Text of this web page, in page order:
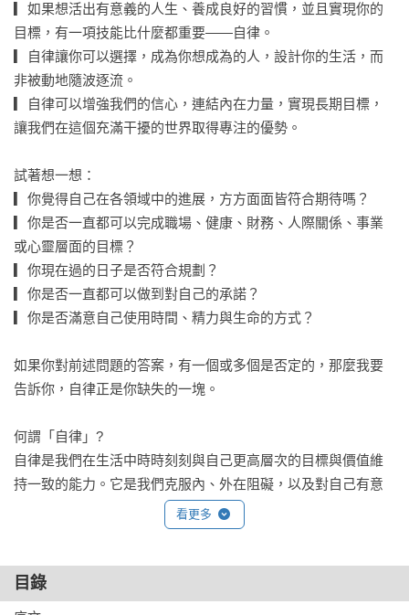
▎如果想活出有意義的人生、養成良好的習慣，並且實現你的
目標，有一項技能比什麼都重要——自律。
▎自律讓你可以選擇，成為你想成為的人，設計你的生活，而
非被動地隨波逐流。
▎自律可以增強我們的信心，連結內在力量，實現長期目標，
讓我們在這個充滿干擾的世界取得專注的優勢。
試著想一想：
▎你覺得自己在各領域中的進展，方方面面皆符合期待嗎？
▎你是否一直都可以完成職場、健康、財務、人際關係、事業
或心靈層面的目標？
▎你現在過的日子是否符合規劃？
▎你是否一直都可以做到對自己的承諾？
▎你是否滿意自己使用時間、精力與生命的方式？
如果你對前述問題的答案，有一個或多個是否定的，那麼我要
告訴你，自律正是你缺失的一塊。
何謂「自律」?
自律是我們在生活中時時刻刻與自己更高層次的目標與價值維
持一致的能力。它是我們克服內、外在阻礙，以及對自己有意
義的一切全心投入的力量，並讓這股力量引導我們的思考方
式、做出選擇和採取行動，直到圓滿完成目標。
當今社會充滿各種令人分心的誘惑，而這種誘惑會削弱我們實
現長遠目標的能力。喬瓦尼．迪恩斯特的《正念自律》正是針
看更多
目錄